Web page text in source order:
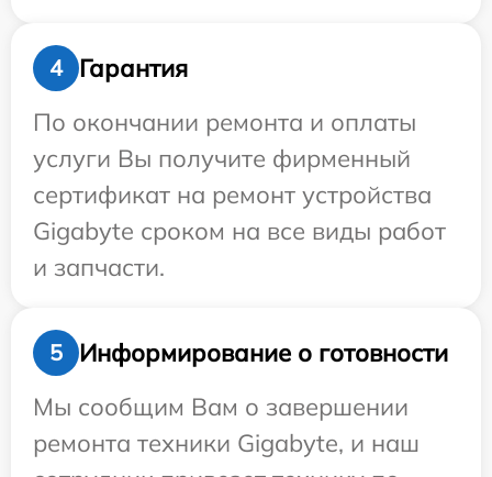
4
Гарантия
По окончании ремонта и оплаты
услуги Вы получите фирменный
сертификат на ремонт устройства
Gigabyte сроком на все виды работ
и запчасти.
5
Информирование о готовности
Мы сообщим Вам о завершении
ремонта техники Gigabyte, и наш